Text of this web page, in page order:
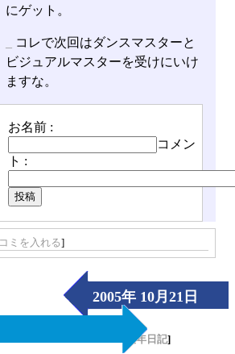
にゲット。
コレで次回はダンスマスターと
ビジュアルマスターを受けにいけ
ますな。
お名前 :
コメン
ト :
ミを入れる]
2005年 10月21日
（Fri）
長年日記]